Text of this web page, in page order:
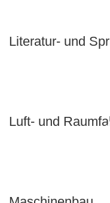
Literatur- und
Luft- und